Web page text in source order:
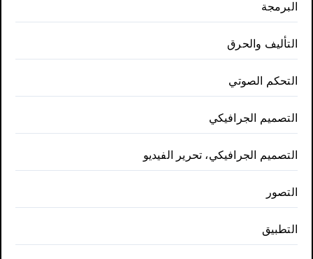
البرمجة
التأليف والحرق
التحكم الصوتي
التصميم الجرافيكي
التصميم الجرافيكي، تحرير الفيديو
التصور
التطبيق